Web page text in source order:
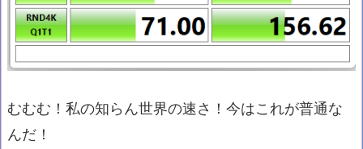
むむむ！私の知らん世界の速さ！今はこれが普通な
んだ！